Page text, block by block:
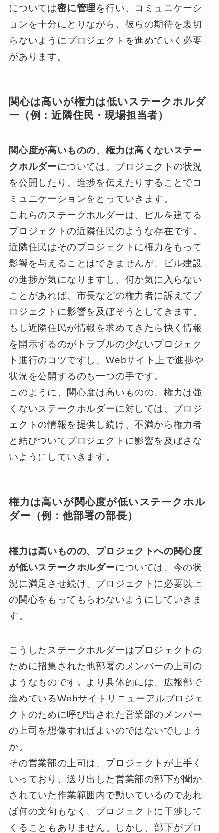
については密に管理を行い、コミュニケーシ
ョンを十分にとりながら、彼らの期待を裏切
らないようにプロジェクトを進めていく必要
があります。
関心は高いが権力は低いステークホルダ
ー（例：近隣住民・現場担当者）
関心度が高いものの、権力は高くないステー
クホルダーについては、プロジェクトの状況
を公開したり、進捗を伝えたりすることでコ
ミュニケーションをとっていきます。
これらのステークホルダーは、ビルを建てる
プロジェクトの近隣住民のような存在です。
近隣住民はそのプロジェクトに権力をもって
影響を与えることはできませんが、ビル建設
の進捗が気になりますし、何か気に入らない
ことがあれば、市長などの権力者に訴えてプ
ロジェクトに影響を及ぼそうとしてきます。
もし近隣住民が情報を求めてきたら快く情報
を開示するのがトラブルの少ないプロジェク
ト進行のコツですし、Webサイト上で進捗や
状況を公開するのも一つの手です。
このように、関心度は高いものの、権力は強
くないステークホルダーに対しては、プロジ
ェクトの情報を提供し続け、不満から権力者
と結びついてプロジェクトに影響を及ぼさな
いようにしていきます。
権力は高いが関心度が低いステークホル
ダー（例：他部署の部長）
権力は高いものの、プロジェクトへの関心度
が低いステークホルダーについては、今の状
況に満足させ続け、プロジェクトに必要以上
の関心をもってもらわないようにしていきま
す。
こうしたステークホルダーはプロジェクトの
ために招集された他部署のメンバーの上司の
ようなものです。より具体的には、広報部で
進めているWebサイトリニューアルプロジェ
クトのために呼び出された営業部のメンバー
の上司を想像すればよいのではないでしょう
か。
その営業部の上司は、プロジェクトが上手く
いっており、送り出した営業部の部下が聞か
されていた作業範囲内で動いているのであれ
ば何の文句もなく、プロジェクトに干渉して
くることもありません。しかし、部下がプロ